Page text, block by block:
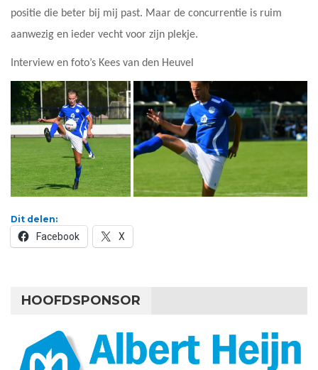
positie die beter bij mij past. Maar de concurrentie is ruim
aanwezig en ieder vecht voor zijn plekje.
Interview en foto’s Kees van den Heuvel
Dit delen:
Facebook X
HOOFDSPONSOR